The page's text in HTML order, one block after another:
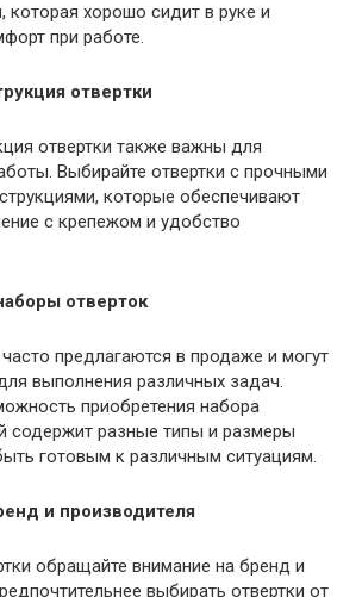
которая хорошо сидит в руке и
при работе.
отвертки
отвертки также важны для
Выбирайте отвертки с прочными
которые обеспечивают
с крепежом и удобство
отверток
предлагаются в продаже и могут
выполнения различных задач.
приобретения набора
содержит разные типы и размеры
готовым к различным ситуациям.
и производителя
обращайте внимание на бренд и
выбирать отвертки от